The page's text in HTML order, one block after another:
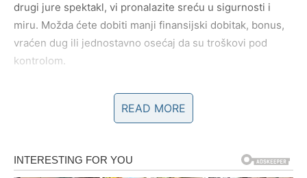
drugi jure spektakl, vi pronalazite sreću u sigurnosti i
miru. Možda ćete dobiti manji finansijski dobitak, bonus,
vraćen dug ili jednostavno osećaj da su troškovi pod
kontrolom.
U emotivnom smislu, neko vam može pokazati pažnju
kroz sitnicu – poruku za dobro jutro, kafu bez povoda,
Vaša mala radost biće u saznanju da su temelji koje ste
READ MORE